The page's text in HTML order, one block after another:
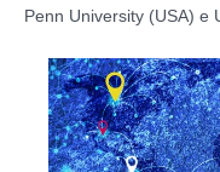
Penn University (USA) e